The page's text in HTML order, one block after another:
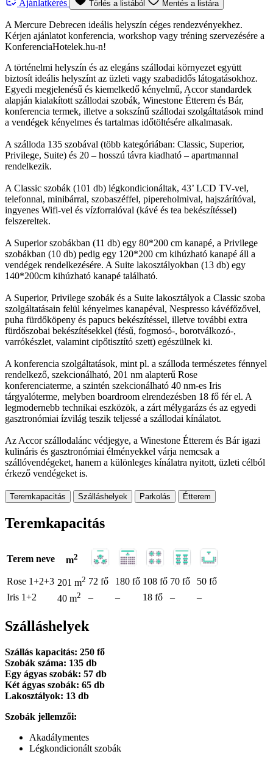
Ajánlatkérés Törlés a listából Mentés a listára
A Mercure Debrecen ideális helyszín céges rendezvényekhez.
Kérjen ajánlatot konferencia, workshop vagy tréning szervezésére a
KonferenciaHotelek.hu-n!
A történelmi helyszín és az elegáns szállodai környezet együtt
biztosít ideális helyszínt az üzleti vagy szabadidős látogatásokhoz.
Egyedi megjelenésű és kiemelkedő kényelmű, Accor standardek
alapján kialakított szállodai szobák, Winestone Étterem és Bár,
konferencia termek, illetve a sokszínű szállodai szolgáltatások mind
a vendégek kényelmes és tartalmas időtöltésére alkalmasak.
A szálloda 135 szobával (több kategóriában: Classic, Superior,
Privilege, Suite) és 20 – hosszú távra kiadható – apartmannal
rendelkezik.
A Classic szobák (101 db) légkondicionáltak, 43’ LCD TV-vel,
telefonnal, minibárral, szobaszéffel, pipereholmival, hajszárítóval,
ingyenes Wifi-vel és vízforralóval (kávé és tea bekészítéssel)
felszereltek.
A Superior szobákban (11 db) egy 80*200 cm kanapé, a Privilege
szobákban (10 db) pedig egy 120*200 cm kihúzható kanapé áll a
vendégek rendelkezésére. A Suite lakosztályokban (13 db) egy
140*200cm kihúzható kanapé található.
A Superior, Privilege szobák és a Suite lakosztályok a Classic szoba
szolgáltatásain felül kényelmes kanapéval, Nespresso kávéfőzővel,
puha fürdőköpeny és papucs bekészítéssel, illetve további extra
fürdőszobai bekészítésekkel (fésű, fogmosó-, borotválkozó-,
varrókészlet, valamint cipőtisztító szett) egészülnek ki.
A konferencia szolgáltatások, mint pl. a szálloda természetes fénnyel
rendelkező, szekcionálható, 201 nm alapterű Rose
konferenciaterme, a szintén szekcionálható 40 nm-es Iris
tárgyalóterme, melyben boardroom elrendezésben 18 fő fér el. A
legmodernebb technikai eszközök, a zárt mélygarázs és az egyedi
gasztronómiai ízvilág teszik teljessé a szállodai kínálatot.
Az Accor szállodalánc védjegye, a Winestone Étterem és Bár igazi
kulináris és gasztronómiai élményekkel várja nemcsak a
szállóvendégeket, hanem a különleges kínálatra nyitott, üzleti célból
érkező vendégeket is.
Teremkapacitás Szálláshelyek Parkolás Étterem
Teremkapacitás
Terem neve m2
Rose 1+2+3 201 m2 72 fő 180 fő 108 fő 70 fő
50 fő
Iris 1+2
40 m2 – – 18 fő – –
Szálláshelyek
Szállás kapacitás: 250 fő
Szobák száma: 135 db
Egy ágyas szobák: 57 db
Két ágyas szobák: 65 db
Lakosztályok: 13 db
Szobák jellemzői:
Akadálymentes
Légkondicionált szobák